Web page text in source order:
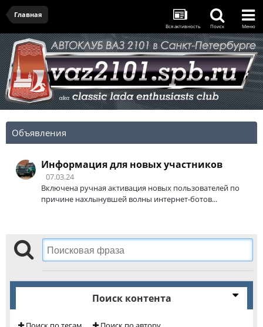
Главная
Вся активность Поиск Меню
Объявления
Информация для новых участников
07.03.24
Включена ручная активация новых пользователей по
причине нахлынувшей волны интернет-ботов...
Поиск контента